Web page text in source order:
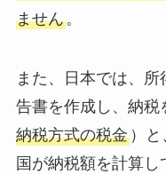
ません。
また、日本では、
告書を作成し、納税
納税方式の税金）と
国が納税額を計算